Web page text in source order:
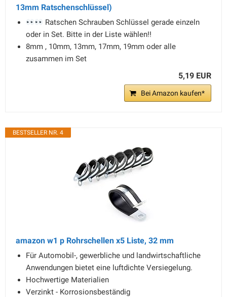
13mm Ratschenschlüssel)
Ratschen Schrauben Schlüssel gerade einzeln
oder in Set. Bitte in der Liste wählen!!
8mm , 10mm, 13mm, 17mm, 19mm oder alle
zusammen im Set
5,19 EUR
Bei Amazon kaufen*
BESTSELLER NR. 4
amazon w1 p Rohrschellen x5 Liste, 32 mm
Für Automobil-, gewerbliche und landwirtschaftliche
Anwendungen bietet eine luftdichte Versiegelung.
Hochwertige Materialien
Verzinkt - Korrosionsbeständig